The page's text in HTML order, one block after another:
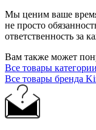
Мы ценим ваше
не просто
ответственность за
Вам также может
Все товары категории
Все товары бренда